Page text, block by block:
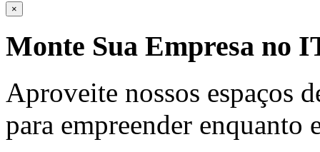
×
Monte Sua Empresa no
Aproveite nossos espaços
para empreender enquanto